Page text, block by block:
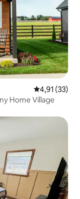
4,91 (33)
Home Village